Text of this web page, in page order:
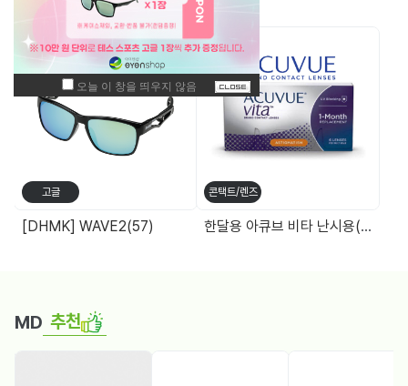
주간 최고 매출 상품
고글
[DHMK] WAVE2(57)
콘택트/렌즈
한달용 아큐브 비타 난시용(6P)
MD 추천